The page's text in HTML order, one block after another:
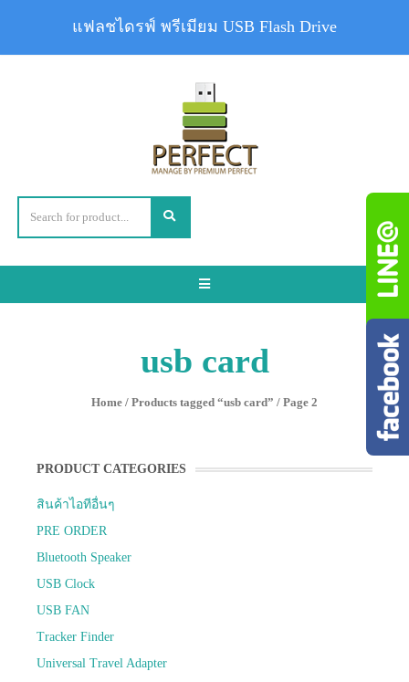
Toggle
usb card
Home / Products tagged “usb card” / Page 2
PRODUCT CATEGORIES
สินค้าไอทีอื่นๆ
PRE ORDER
Bluetooth Speaker
USB Clock
USB FAN
Tracker Finder
Universal Travel Adapter
แฟลชไดรฟ์ พรีเมียม USB Flash Drive